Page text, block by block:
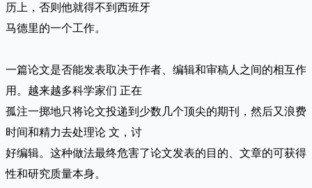
历上，否则他就得不到西班牙
马德里的一个工作。
一篇论文是否能发表取决于作者、编辑和审稿人之间的相互作
用。越来越多科学家们 正在
孤注一掷地只将论文投递到少数几个顶尖的期刊，然后又浪费
时间和精力去处理论 文，讨
好编辑。这种做法最终危害了论文发表的目的、文章的可获得
性和研究质量本身。